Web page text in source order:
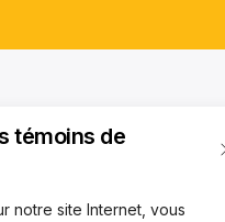
témoins de
notre site Internet, vous